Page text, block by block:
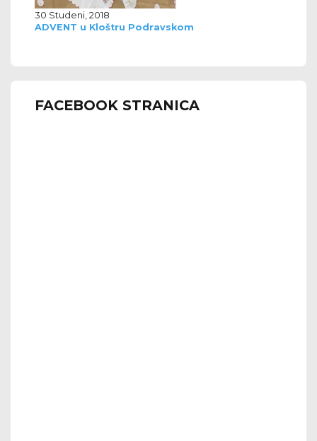
30 Studeni, 2018
ADVENT u Kloštru Podravskom
FACEBOOK STRANICA